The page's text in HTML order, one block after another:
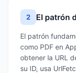
2 El patrón
El patrón
como PDF en
obtener la URL
su ID, usa